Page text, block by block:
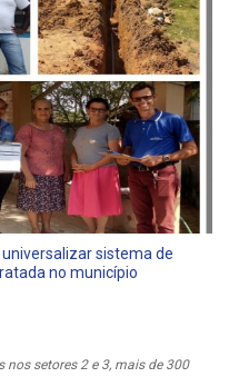
sistema de
no município
setores 2 e 3, mais de 300